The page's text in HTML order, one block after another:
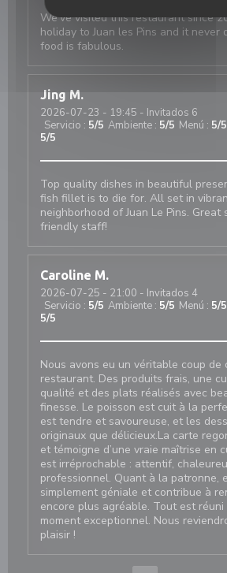
We’ve visited this restaurant since
holiday to Juan les Pins and it never
food is fabulous.
Jing M
2026-07-23 - 19:45 - Invitados 6
Servicio : 5/5 Ambiente : 5/5 Menú : 5/5
5/5
Top quality dishes in beautiful
fish fillet is to die for. All set in
neighborhood of Juan Le Pins. Great
friendly staff!
Caroline M
2026-07-25 - 21:00 - Invitados 4
Servicio : 5/5 Ambiente : 5/5 Menú : 5/5
5/5
Nous avons eu un véritable coup
restaurant. Des produits frais, une
qualité et des plats réalisés avec
finesse. Le poisson est cuit à la
est tendre et savoureuse, et les
originaux que délicieux.La carte
et témoigne d’une vraie maîtrise en
est irréprochable : attentif,
professionnel. Quant à la patronne,
simplement géniale et contribue à
encore plus agréable. Tout est
moment exceptionnel. Nous
plaisir !